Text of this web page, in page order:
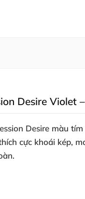
Desire Violet
Desire màu tím
cực khoái kép,
.